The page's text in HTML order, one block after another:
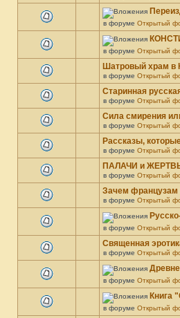
в форуме Открытый
в форуме Открытый
Шатровый храм в
в форуме Открытый
Старинная
в форуме Открытый
Сила смирения
в форуме Открытый
Рассказы,
в форуме Открытый
ПАЛАЧИ и
в форуме Открытый
Зачем французам
в форуме Открытый
в форуме Открытый
Священная
в форуме Открытый
в форуме Открытый
Книга
в форуме Открытый